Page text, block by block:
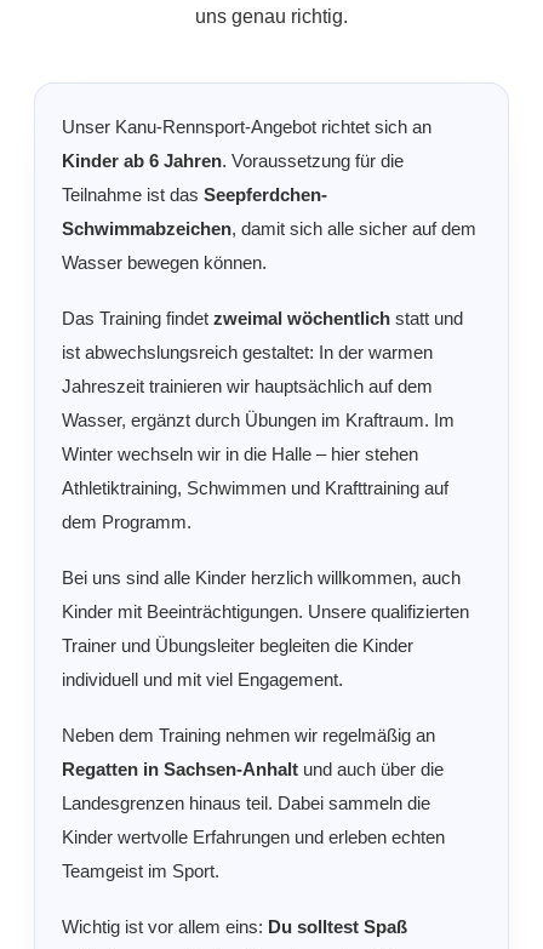
uns genau richtig.
Unser Kanu-Rennsport-Angebot richtet sich an
Kinder ab 6 Jahren. Voraussetzung für die
Teilnahme ist das Seepferdchen-
Schwimmabzeichen, damit sich alle sicher auf dem
Wasser bewegen können.
Das Training findet zweimal wöchentlich statt und
ist abwechslungsreich gestaltet: In der warmen
Jahreszeit trainieren wir hauptsächlich auf dem
Wasser, ergänzt durch Übungen im Kraftraum. Im
Winter wechseln wir in die Halle – hier stehen
Athletiktraining, Schwimmen und Krafttraining auf
dem Programm.
Bei uns sind alle Kinder herzlich willkommen, auch
Kinder mit Beeinträchtigungen. Unsere qualifizierten
Trainer und Übungsleiter begleiten die Kinder
individuell und mit viel Engagement.
Neben dem Training nehmen wir regelmäßig an
Regatten in Sachsen-Anhalt und auch über die
Landesgrenzen hinaus teil. Dabei sammeln die
Kinder wertvolle Erfahrungen und erleben echten
Teamgeist im Sport.
Wichtig ist vor allem eins: Du solltest Spaß